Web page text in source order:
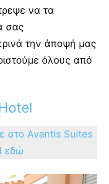
να τα
σας
την άποψή μας
όλους από
στο Avantis Suites
εδώ